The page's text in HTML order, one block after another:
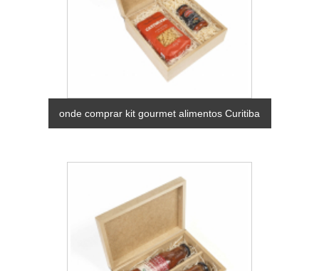
onde comprar kit gourmet alimentos Curitiba